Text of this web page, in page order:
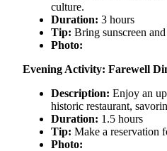
culture.
Duration: 3 hours
Tip: Bring sunscreen
Photo:
Evening Activity: Farewell
Description: Enjoy an
historic restaurant,
Duration: 1.5 hours
Tip: Make a reservation
Photo: